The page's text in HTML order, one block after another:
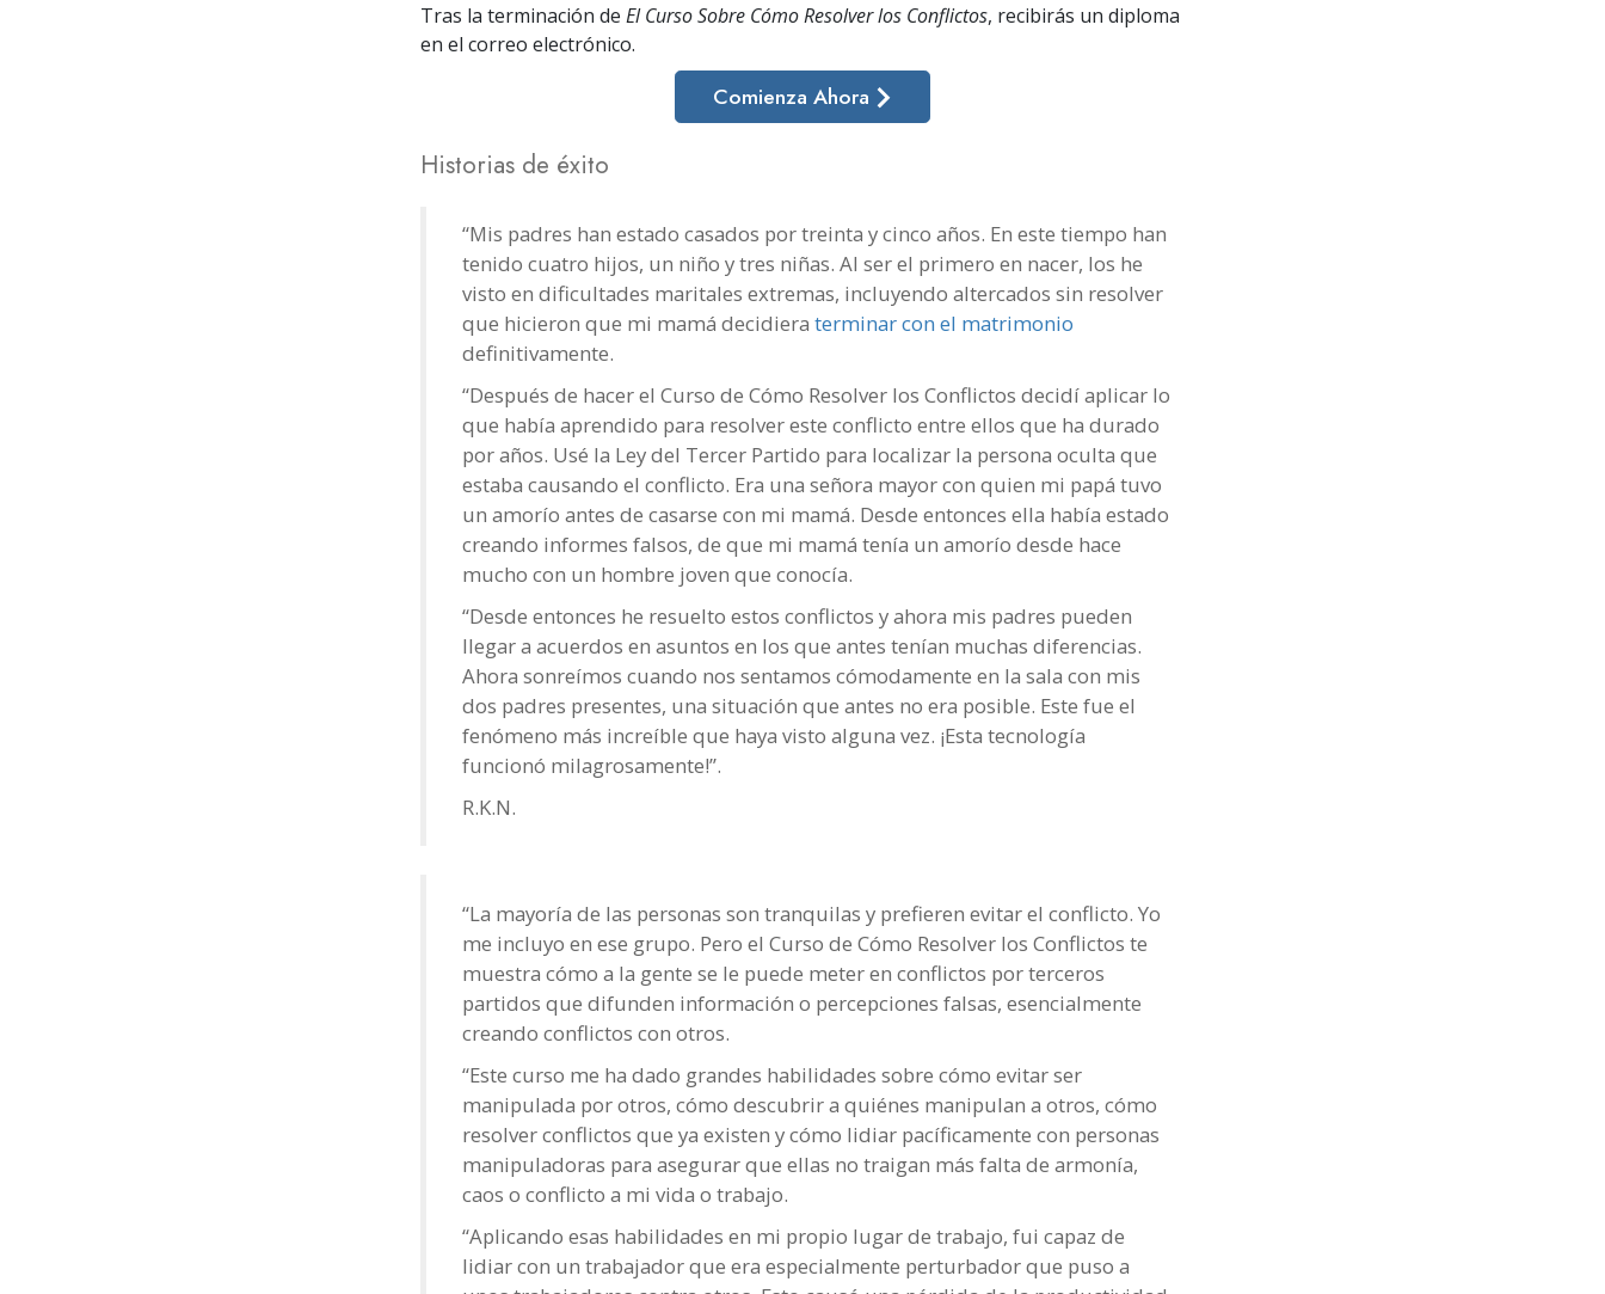
Tras la terminación de El Curso Sobre Cómo Resolver los Conflictos, recibirás un diploma
en el correo electrónico.
Comienza Ahora
Historias de éxito
“Mis padres han estado casados por treinta y cinco años. En este tiempo han
tenido cuatro hijos, un niño y tres niñas. Al ser el primero en nacer, los he
visto en dificultades maritales extremas, incluyendo altercados sin resolver
que hicieron que mi mamá decidiera terminar con el matrimonio
definitivamente.
“Después de hacer el Curso de Cómo Resolver los Conflictos decidí aplicar lo
que había aprendido para resolver este conflicto entre ellos que ha durado
por años. Usé la Ley del Tercer Partido para localizar la persona oculta que
estaba causando el conflicto. Era una señora mayor con quien mi papá tuvo
un amorío antes de casarse con mi mamá. Desde entonces ella había estado
creando informes falsos, de que mi mamá tenía un amorío desde hace
mucho con un hombre joven que conocía.
“Desde entonces he resuelto estos conflictos y ahora mis padres pueden
llegar a acuerdos en asuntos en los que antes tenían muchas diferencias.
Ahora sonreímos cuando nos sentamos cómodamente en la sala con mis
dos padres presentes, una situación que antes no era posible. Este fue el
fenómeno más increíble que haya visto alguna vez. ¡Esta tecnología
funcionó milagrosamente!”.
R.K.N.
“La mayoría de las personas son tranquilas y prefieren evitar el conflicto. Yo
me incluyo en ese grupo. Pero el Curso de Cómo Resolver los Conflictos te
muestra cómo a la gente se le puede meter en conflictos por terceros
partidos que difunden información o percepciones falsas, esencialmente
creando conflictos con otros.
“Este curso me ha dado grandes habilidades sobre cómo evitar ser
manipulada por otros, cómo descubrir a quiénes manipulan a otros, cómo
resolver conflictos que ya existen y cómo lidiar pacíficamente con personas
manipuladoras para asegurar que ellas no traigan más falta de armonía,
caos o conflicto a mi vida o trabajo.
“Aplicando esas habilidades en mi propio lugar de trabajo, fui capaz de
lidiar con un trabajador que era especialmente perturbador que puso a